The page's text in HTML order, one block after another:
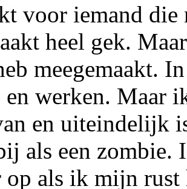
voor iemand die
heel gek.
meegemaakt.
en werken. Maar
en uiteindelijk
als een zombie.
op als ik mijn